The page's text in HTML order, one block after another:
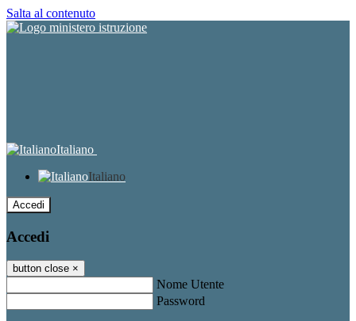
Salta al contenuto
Italiano
Italiano
Accedi
Accedi
button close ×
Nome Utente
Password